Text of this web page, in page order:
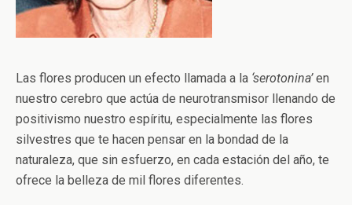
Las flores producen un efecto llamada a la ‘serotonina’en
nuestro cerebro que actúa de neurotransmisor llenando de
positivismo nuestro espíritu, especialmente las flores
silvestres que te hacen pensar en la bondad de la
naturaleza, que sin esfuerzo, en cada estación del año, te
ofrece la belleza de mil flores diferentes.